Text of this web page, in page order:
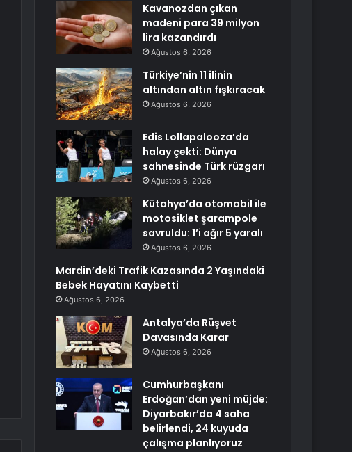
Kavanozdan çıkan
madeni para 39 milyon
lira kazandırdı
Ağustos 6, 2026
Türkiye’nin 11 ilinin
altından altın fışkıracak
Ağustos 6, 2026
Edis Lollapalooza’da
halay çekti: Dünya
sahnesinde Türk rüzgarı
Ağustos 6, 2026
Kütahya’da otomobil ile
motosiklet şarampole
savruldu: 1’i ağır 5 yaralı
Ağustos 6, 2026
Mardin’deki Trafik Kazasında 2 Yaşındaki
Bebek Hayatını Kaybetti
Ağustos 6, 2026
Antalya’da Rüşvet
Davasında Karar
Ağustos 6, 2026
Cumhurbaşkanı
Erdoğan’dan yeni müjde:
Diyarbakır’da 4 saha
belirlendi, 24 kuyuda
çalışma planlıyoruz